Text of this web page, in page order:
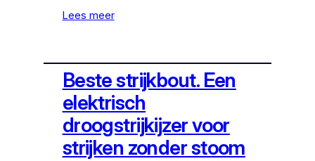
Lees meer
Beste strijkbout. Een
elektrisch
droogstrijkijzer voor
strijken zonder stoom